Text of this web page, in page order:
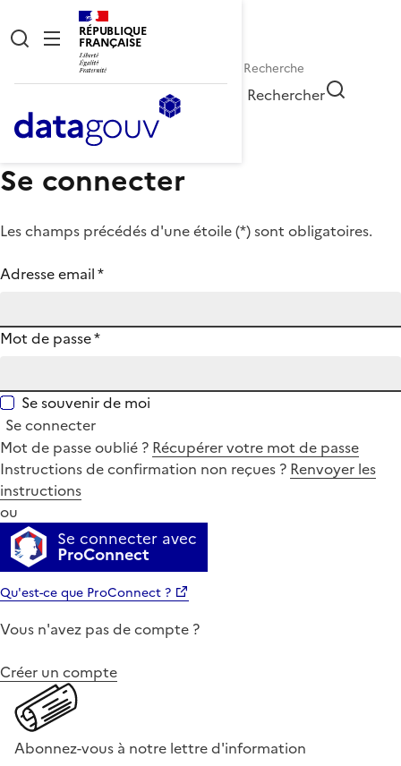
RÉPUBLIQUE
FRANÇAISE
Rechercher
Se connecter
Les champs précédés d'une étoile (*) sont obligatoires.
Adresse email*
Mot de passe*
Se souvenir de moi
Se connecter
Mot de passe oublié ? Récupérer votre mot de passe
Instructions de confirmation non reçues ? Renvoyer les
instructions
ou
Se connecter avec
ProConnect
Qu'est-ce que ProConnect ?
Vous n'avez pas de compte ?
Créer un compte
Abonnez-vous à notre lettre d'information